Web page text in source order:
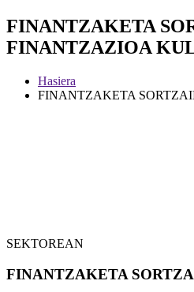
FINANTZAKETA
FINANTZAZIOA
Hasiera
FINANTZAKETA
SEKTOREAN
FINANTZAKETA